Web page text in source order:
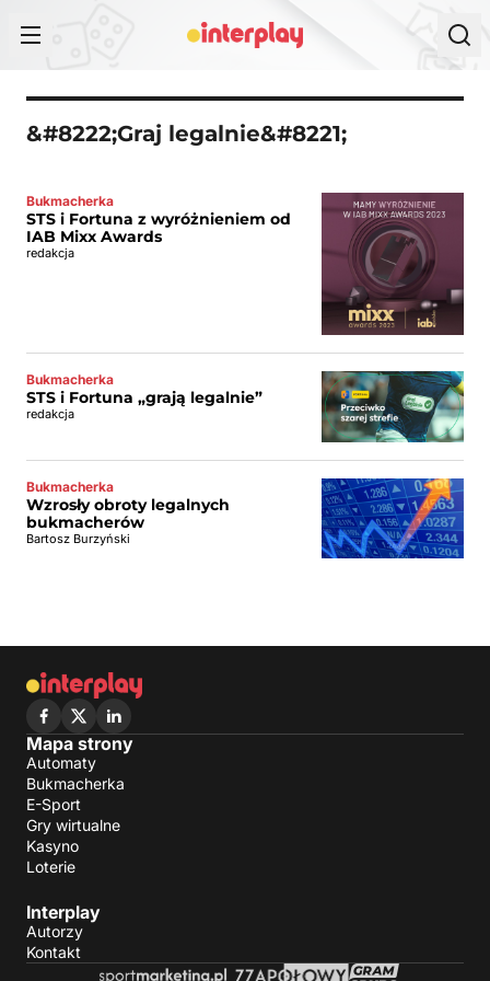
&#8222;Graj legalnie&#8221;
Bukmacherka
STS i Fortuna z wyróżnieniem od
IAB Mixx Awards
redakcja
Bukmacherka
STS i Fortuna „grają legalnie”
redakcja
Bukmacherka
Wzrosły obroty legalnych
bukmacherów
Bartosz Burzyński
Mapa strony
Automaty
Bukmacherka
E-Sport
Gry wirtualne
Kasyno
Loterie
Interplay
Autorzy
Kontakt